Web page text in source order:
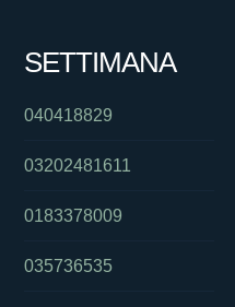
SETTIMANA
040418829
03202481611
0183378009
035736535